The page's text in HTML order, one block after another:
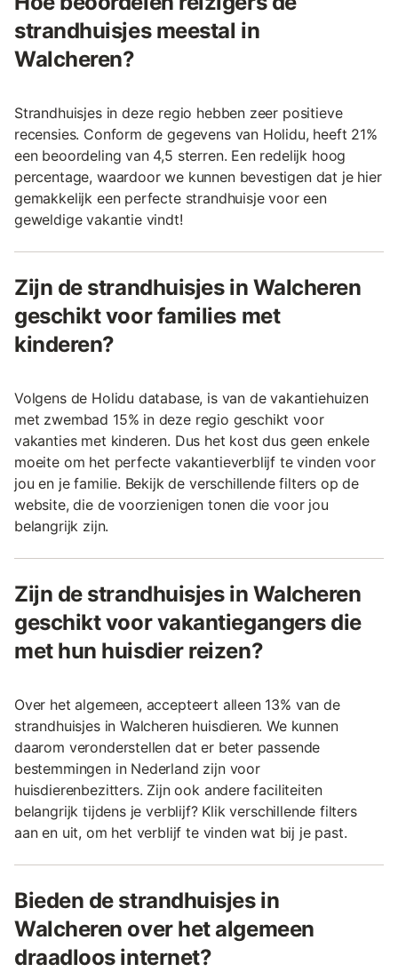
strandhuisjes meestal in
Walcheren?
Strandhuisjes in deze regio hebben zeer positieve
recensies. Conform de gegevens van Holidu, heeft 21%
een beoordeling van 4,5 sterren. Een redelijk hoog
percentage, waardoor we kunnen bevestigen dat je hier
gemakkelijk een perfecte strandhuisje voor een
geweldige vakantie vindt!
Zijn de strandhuisjes in Walcheren
geschikt voor families met
kinderen?
Volgens de Holidu database, is van de vakantiehuizen
met zwembad 15% in deze regio geschikt voor
vakanties met kinderen. Dus het kost dus geen enkele
moeite om het perfecte vakantieverblijf te vinden voor
jou en je familie. Bekijk de verschillende filters op de
website, die de voorzienigen tonen die voor jou
belangrijk zijn.
Zijn de strandhuisjes in Walcheren
geschikt voor vakantiegangers die
met hun huisdier reizen?
Over het algemeen, accepteert alleen 13% van de
strandhuisjes in Walcheren huisdieren. We kunnen
daarom veronderstellen dat er beter passende
bestemmingen in Nederland zijn voor
huisdierenbezitters. Zijn ook andere faciliteiten
belangrijk tijdens je verblijf? Klik verschillende filters
aan en uit, om het verblijf te vinden wat bij je past.
Bieden de strandhuisjes in
Walcheren over het algemeen
draadloos internet?